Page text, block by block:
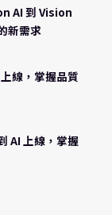
AI 到 Vision
新需求
線，掌握品質
AI 上線，掌握